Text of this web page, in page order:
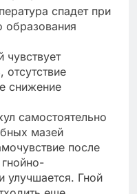
спадет при
чувствует
отсутствие
снижение
самостоятельно
мазей
после
улучшается. Гной